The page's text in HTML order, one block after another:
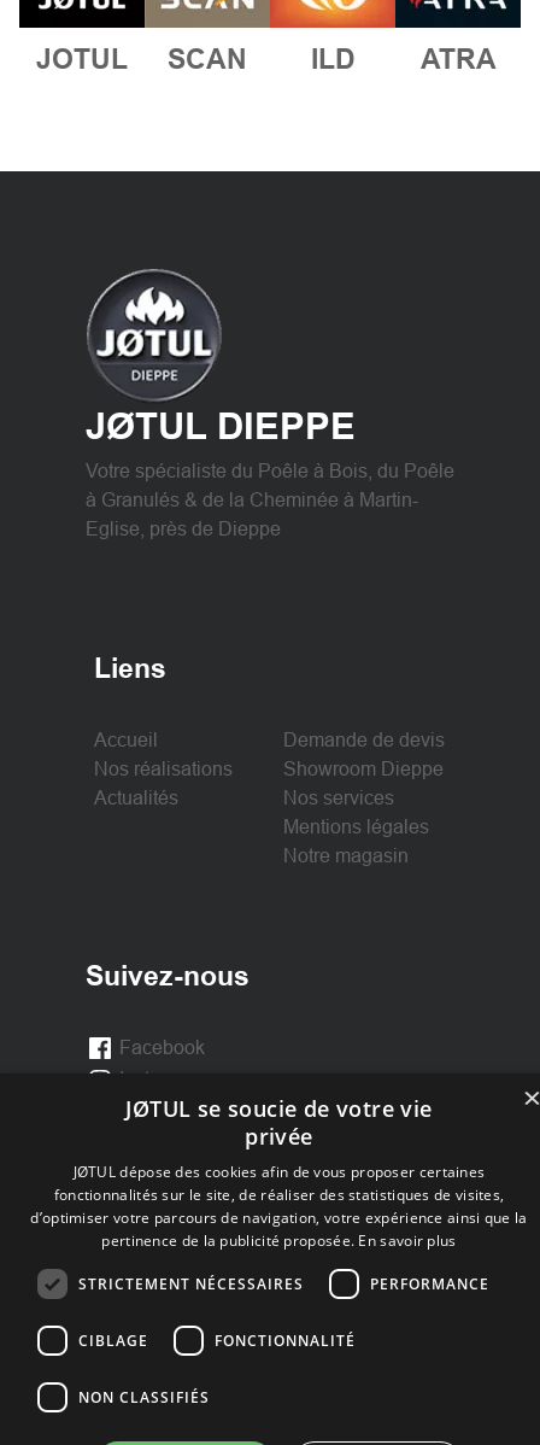
JOTUL SCAN ILD ATRA
JØTUL DIEPPE
Votre spécialiste du Poêle à Bois, du Poêle
à Granulés & de la Cheminée à Martin-
Eglise, près de Dieppe
Liens
Accueil
Nos réalisations
Actualités
Demande de devis
Showroom Dieppe
Nos services
Mentions légales
Notre magasin
Suivez-nous
Facebook
Instagram
JØTUL se soucie de votre vie
privée
JØTUL dépose des cookies afin de vous proposer certaines
fonctionnalités sur le site, de réaliser des statistiques de visites,
d’optimiser votre parcours de navigation, votre expérience ainsi que la
pertinence de la publicité proposée. En savoir plus
STRICTEMENT NÉCESSAIRES PERFORMANCE
CIBLAGE FONCTIONNALITÉ
NON CLASSIFIÉS